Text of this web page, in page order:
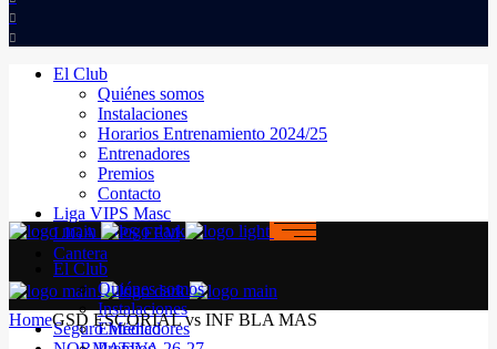
El Club
Quiénes somos
Instalaciones
Horarios Entrenamiento 2024/25
Entrenadores
Premios
Contacto
Liga VIPS Masc
LIGA VIPS FEM
Cantera
Seguro Médico
El Club
Quiénes somos
Instalaciones
Entrenadores
HomeGSD ESCORIAL vs INF BLA MAS